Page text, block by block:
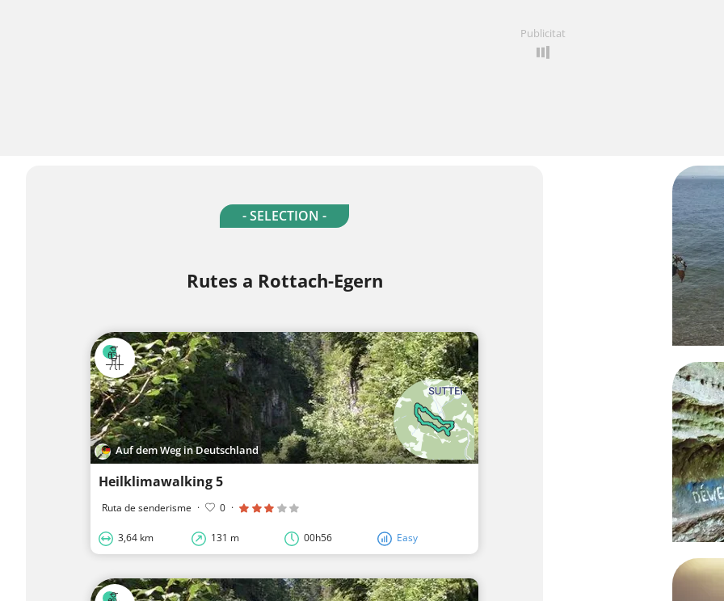
Publicitat
- SELECTION -
Rutes a Rottach-Egern
Auf dem Weg in Deutschland
Heilklimawalking 5
Ruta de senderisme · 0 ·
3,64 km 131 m 00h56 Easy